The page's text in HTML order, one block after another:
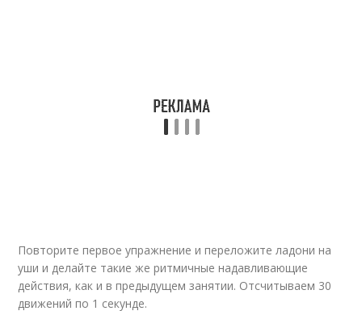
Повторите первое упражнение и переложите ладони на
уши и делайте такие же ритмичные надавливающие
действия, как и в предыдущем занятии. Отсчитываем 30
движений по 1 секунде.